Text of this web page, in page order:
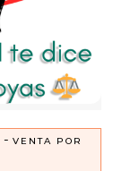
- VENTA POR